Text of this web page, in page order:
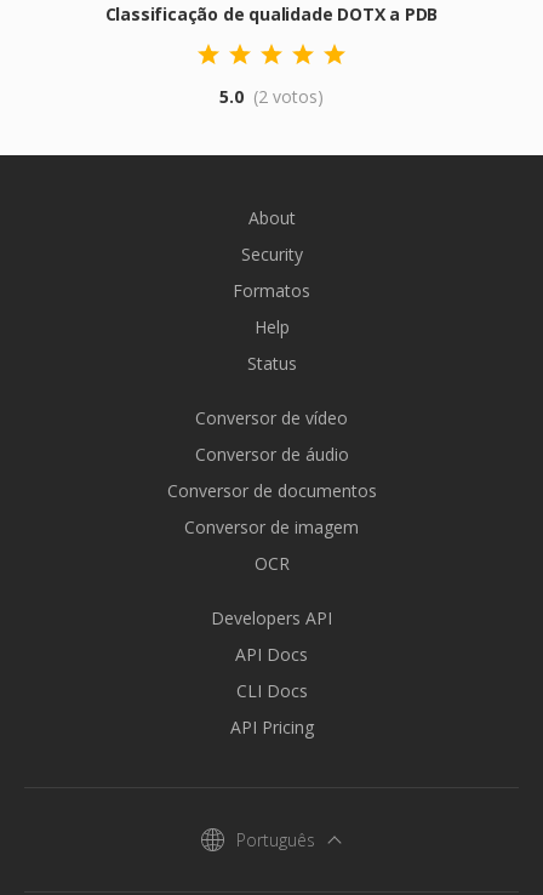
Classificação de qualidade DOTX a PDB
5.0 (2 votos)
About
Security
Formatos
Help
Status
Conversor de vídeo
Conversor de áudio
Conversor de documentos
Conversor de imagem
OCR
Developers API
API Docs
CLI Docs
API Pricing
Português